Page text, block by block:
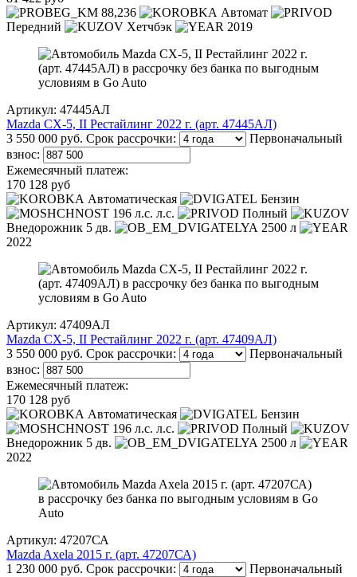
88,236
Автомат
Передний
Хетчбэк 2019
Артикул: 47445АЛ
Mazda CX-5, II Рестайлинг 2022 г. (арт. 47445АЛ)
3 550 000 руб. Срок рассрочки:
Первоначальный
взнос:
Ежемесячный платеж:
170 128 руб
Автоматическая
Бензин
196 л.с. л.с.
Полный
Внедорожник 5 дв.
2500 л
2022
Артикул: 47409АЛ
Mazda CX-5, II Рестайлинг 2022 г. (арт. 47409АЛ)
3 550 000 руб. Срок рассрочки:
Первоначальный
взнос:
Ежемесячный платеж:
170 128 руб
Автоматическая
Бензин
196 л.с. л.с.
Полный
Внедорожник 5 дв.
2500 л
2022
Артикул: 47207СА
Mazda Axela 2015 г. (арт. 47207СА)
1 230 000 руб. Срок рассрочки:
Первоначальный